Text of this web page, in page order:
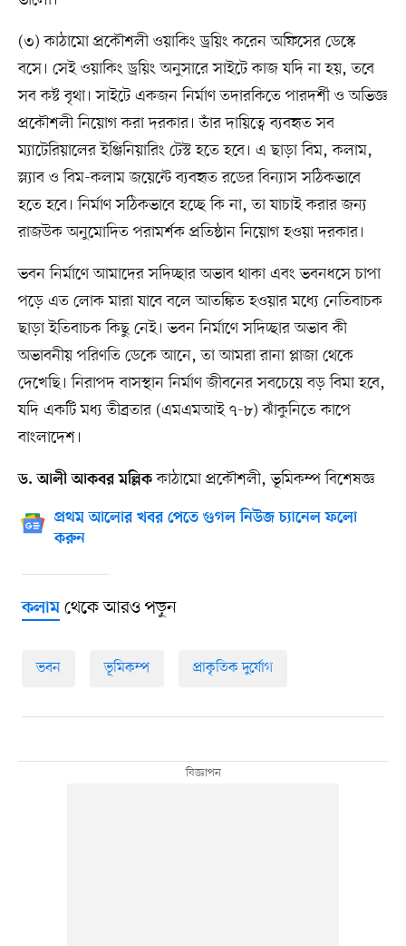
(৩) কাঠামো প্রকৌশলী ওয়াকিং ড্রয়িং করেন অফিসের ডেস্কে
বসে। সেই ওয়াকিং ড্রয়িং অনুসারে সাইটে কাজ যদি না হয়, তবে
সব কষ্ট বৃথা। সাইটে একজন নির্মাণ তদারকিতে পারদর্শী ও অভিজ্ঞ
প্রকৌশলী নিয়োগ করা দরকার। তাঁর দায়িত্বে ব্যবহৃত সব
ম্যাটেরিয়ালের ইঞ্জিনিয়ারিং টেস্ট হতে হবে। এ ছাড়া বিম, কলাম,
স্ল্যাব ও বিম-কলাম জয়েন্টে ব্যবহৃত রডের বিন্যাস সঠিকভাবে
হতে হবে। নির্মাণ সঠিকভাবে হচ্ছে কি না, তা যাচাই করার জন্য
রাজউক অনুমোদিত পরামর্শক প্রতিষ্ঠান নিয়োগ হওয়া দরকার।
ভবন নির্মাণে আমাদের সদিচ্ছার অভাব থাকা এবং ভবনধসে চাপা
পড়ে এত লোক মারা যাবে বলে আতঙ্কিত হওয়ার মধ্যে নেতিবাচক
ছাড়া ইতিবাচক কিছু নেই। ভবন নির্মাণে সদিচ্ছার অভাব কী
অভাবনীয় পরিণতি ডেকে আনে, তা আমরা রানা প্লাজা থেকে
দেখেছি। নিরাপদ বাসস্থান নির্মাণ জীবনের সবচেয়ে বড় বিমা হবে,
যদি একটি মধ্য তীব্রতার (এমএমআই ৭-৮) ঝাঁকুনিতে কাপে
বাংলাদেশ।
ড. আলী আকবর মল্লিককাঠামো প্রকৌশলী, ভূমিকম্প বিশেষজ্ঞ
প্রথম আলোর খবর পেতে গুগল নিউজ চ্যানেল ফলো
করুন
কলামথেকে আরও পড়ুন
ভবন ভূমিকম্প প্রাকৃতিক দুর্যোগ